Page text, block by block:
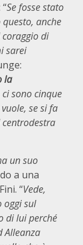
Se fosse stato
anche
coraggio di
sarei
la
ci sono cinque
se si fa
un suo
a una
“Vede,
oggi sul
di lui perché
Alleanza